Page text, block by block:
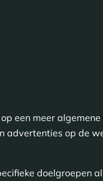
een meer
advertenties op de
doelgroepen